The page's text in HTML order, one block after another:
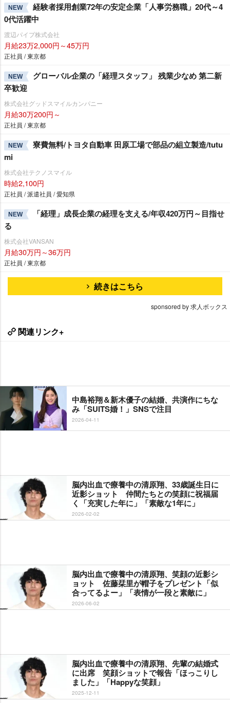
NEW
経験者採用創業72年の安定企業「人事労務職」20代～4
0代活躍中
渡辺パイプ株式会社
月給23万2,000円～45万円
正社員 / 東京都
NEW
グローバル企業の「経理スタッフ」 残業少なめ 第二新
卒歓迎
株式会社グッドスマイルカンパニー
月給30万200円～
正社員 / 東京都
NEW
寮費無料/トヨタ自動車 田原工場で部品の組立製造/tutu
mi
株式会社テクノスマイル
時給2,100円
正社員 / 派遣社員 / 愛知県
NEW
「経理」成長企業の経理を支える/年収420万円～目指せ
る
株式会社VANSAN
月給30万円～36万円
正社員 / 東京都
続きはこちら
sponsored by 求人ボックス
関連リンク+
中島裕翔＆新木優子の結婚、共演作にちな
み「SUITS婚！」SNSで注目
2026-04-11
脳内出血で療養中の清原翔、33歳誕生日に
近影ショット 仲間たちとの笑顔に祝福届
く「充実した年に」「素敵な1年に」
2026-02-02
脳内出血で療養中の清原翔、笑顔の近影シ
ョット 佐藤栞里が帽子をプレゼント「似
合ってるよー」「表情が一段と素敵に」
2026-06-02
脳内出血で療養中の清原翔、先輩の結婚式
に出席 笑顔ショットで報告「ほっこりし
ました」「Happyな笑顔」
2025-12-11